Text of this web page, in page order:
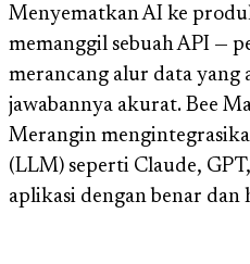
Menyematkan AI ke
memanggil sebuah API —
merancang alur data yang
jawabannya akurat. Bee
Merangin
(LLM) seperti Claude,
aplikasi dengan benar dan